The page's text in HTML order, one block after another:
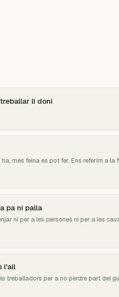
li doni
més feina es pot fer. Ens referim a la
pa ni palla
ni per a les persones ni per a les
l'all
treballadors per a no perdre part del